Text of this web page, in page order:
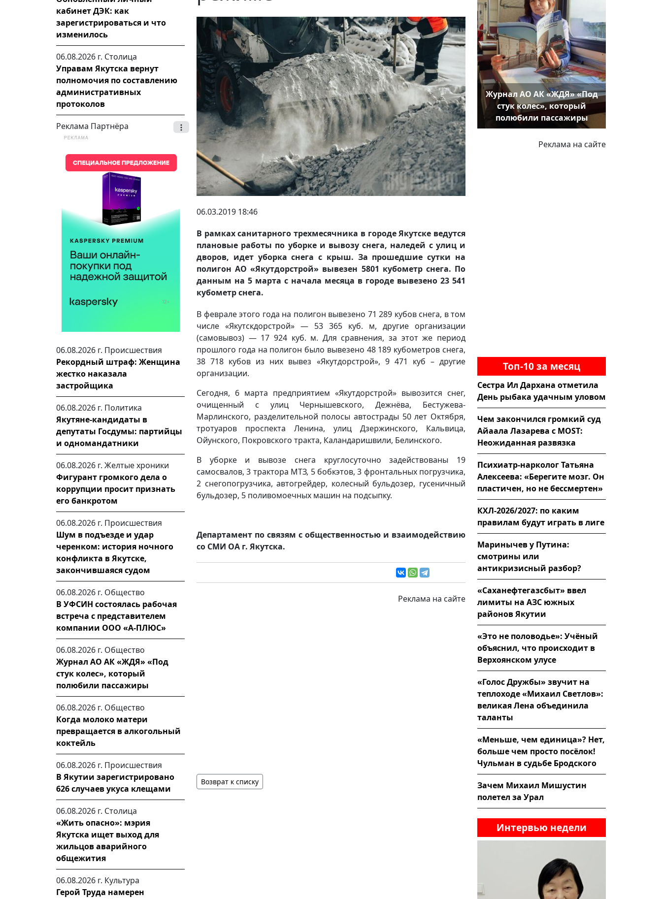
кабинет ДЭК: как
зарегистрироваться и что
изменилось
06.08.2026 г. Столица
Управам Якутска вернут
полномочия по составлению
административных
протоколов
Реклама Партнёра
06.08.2026 г. Происшествия
Рекордный штраф: Женщина
жестко наказала
застройщика
06.08.2026 г. Политика
Якутяне-кандидаты в
депутаты Госдумы: партийцы
и одномандатники
06.08.2026 г. Желтые хроники
Фигурант громкого дела о
коррупции просит признать
его банкротом
06.08.2026 г. Происшествия
Шум в подъезде и удар
черенком: история ночного
конфликта в Якутске,
закончившаяся судом
06.08.2026 г. Общество
В УФСИН состоялась рабочая
встреча с представителем
компании ООО «А-ПЛЮС»
06.08.2026 г. Общество
Журнал АО АК «ЖДЯ» «Под
стук колес», который
полюбили пассажиры
06.08.2026 г. Общество
Когда молоко матери
превращается в алкогольный
коктейль
06.08.2026 г. Происшествия
В Якутии зарегистрировано
626 случаев укуса клещами
06.08.2026 г. Столица
«Жить опасно»: мэрия
Якутска ищет выход для
жильцов аварийного
общежития
06.08.2026 г. Культура
Герой Труда намерен
06.03.2019 18:46
В рамках санитарного трехмесячника в городе Якутске ведутся
плановые работы по уборке и вывозу снега, наледей с улиц и
дворов, идет уборка снега с крыш. За прошедшие сутки на
полигон АО «Якутдорстрой» вывезен 5801 кубометр снега. По
данным на 5 марта с начала месяца в городе вывезено 23 541
кубометр снега.
В феврале этого года на полигон вывезено 71 289 кубов снега, в том
числе «Якутскдорстрой» — 53 365 куб. м, другие организации
(самовывоз) — 17 924 куб. м. Для сравнения, за этот же период
прошлого года на полигон было вывезено 48 189 кубометров снега,
38 718 кубов из них вывез «Якутдорстрой», 9 471 куб – другие
организации.
Сегодня, 6 марта предприятием «Якутдорстрой» вывозится снег,
очищенный с улиц Чернышевского, Дежнёва, Бестужева-
Марлинского, разделительной полосы автострады 50 лет Октября,
тротуаров проспекта Ленина, улиц Дзержинского, Кальвица,
Ойунского, Покровского тракта, Каландаришвили, Белинского.
В уборке и вывозе снега круглосуточно задействованы 19
самосвалов, 3 трактора МТЗ, 5 бобкэтов, 3 фронтальных погрузчика,
2 снегопогрузчика, автогрейдер, колесный бульдозер, гусеничный
бульдозер, 5 поливомоечных машин на подсыпку.
Департамент по связям с общественностью и взаимодействию
со СМИ ОА г. Якутска.
Реклама на сайте
Возврат к списку
Журнал АО АК «ЖДЯ» «Под
стук колес», который
полюбили пассажиры
Реклама на сайте
Топ-10 за месяц
Сестра Ил Дархана отметила
День рыбака удачным уловом
Чем закончился громкий суд
Айаала Лазарева с MOST:
Неожиданная развязка
Психиатр-нарколог Татьяна
Алексеева: «Берегите мозг. Он
пластичен, но не бессмертен»
КХЛ-2026/2027: по каким
правилам будут играть в лиге
Маринычев у Путина:
смотрины или
антикризисный разбор?
«Саханефтегазсбыт» ввел
лимиты на АЗС южных
районов Якутии
«Это не половодье»: Учёный
объяснил, что происходит в
Верхоянском улусе
«Голос Дружбы» звучит на
теплоходе «Михаил Светлов»:
великая Лена объединила
таланты
«Меньше, чем единица»? Нет,
больше чем просто посёлок!
Чульман в судьбе Бродского
Зачем Михаил Мишустин
полетел за Урал
Интервью недели